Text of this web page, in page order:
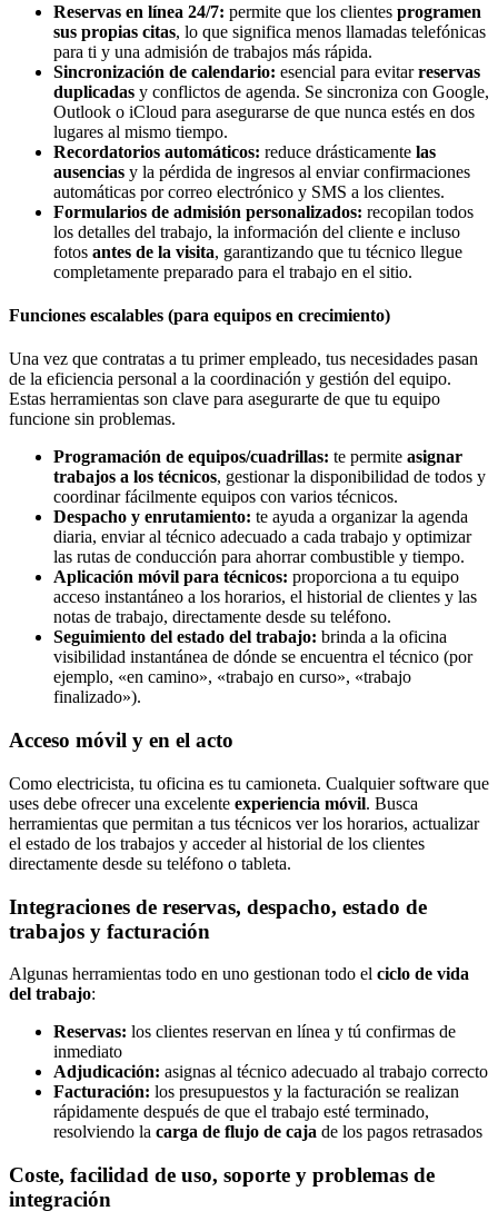
Reservas en línea 24/7: permite que los clientes programen
sus propias citas, lo que significa menos llamadas telefónicas
para ti y una admisión de trabajos más rápida.
Sincronización de calendario: esencial para evitarreservas
duplicadas y conflictos de agenda. Se sincroniza con Google,
Outlook o iCloud para asegurarse de que nunca estés en dos
lugares al mismo tiempo.
Recordatorios automáticos: reduce drásticamente las
ausencias y la pérdida de ingresos al enviar confirmaciones
automáticas por correo electrónico y SMS a los clientes.
Formularios de admisión personalizados: recopilan todos
los detalles del trabajo, la información del cliente e incluso
fotos antes de la visita, garantizando que tu técnico llegue
completamente preparado para el trabajo en el sitio.
Funciones escalables (para equipos en crecimiento)
Una vez que contratas a tu primer empleado, tus necesidades pasan
de la eficiencia personal a la coordinación y gestión del equipo.
Estas herramientas son clave para asegurarte de que tu equipo
funcione sin problemas.
Programación de equipos/cuadrillas: te permite asignar
trabajos a los técnicos, gestionar la disponibilidad de todos y
coordinar fácilmente equipos con varios técnicos.
Despacho y enrutamiento: te ayuda a organizar la agenda
diaria, enviar al técnico adecuado a cada trabajo y optimizar
las rutas de conducción para ahorrar combustible y tiempo.
Aplicación móvil para técnicos: proporciona a tu equipo
acceso instantáneo a los horarios, el historial de clientes y las
notas de trabajo, directamente desde su teléfono.
Seguimiento del estado del trabajo: brinda a la oficina
visibilidad instantánea de dónde se encuentra el técnico (por
ejemplo, «en camino», «trabajo en curso», «trabajo
finalizado»).
Acceso móvil y en el acto
Como electricista, tu oficina es tu camioneta. Cualquier software que
uses debe ofrecer una excelente experiencia móvil. Busca
herramientas que permitan a tus técnicos ver los horarios, actualizar
el estado de los trabajos y acceder al historial de los clientes
directamente desde su teléfono o tableta.
Integraciones de reservas, despacho, estado de
trabajos y facturación
Algunas herramientas todo en uno gestionan todo el ciclo de vida
del trabajo:
Reservas: los clientes reservan en línea y tú confirmas de
inmediato
Adjudicación: asignas al técnico adecuado al trabajo correcto
Facturación: los presupuestos y la facturación se realizan
rápidamente después de que el trabajo esté terminado,
resolviendo la carga de flujo de caja de los pagos retrasados
Coste, facilidad de uso, soporte y problemas de
integración